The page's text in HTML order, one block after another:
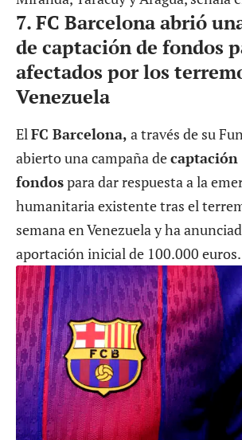
7.FC Barcelona abrió
de captación de fondos
afectados por los
Venezuela
ElFC Barcelona, a través de su
abierto una campaña decaptación
fondospara dar respuesta a la
humanitaria existente tras el
semana en Venezuela y ha
aportación inicial de 100.000 euros.